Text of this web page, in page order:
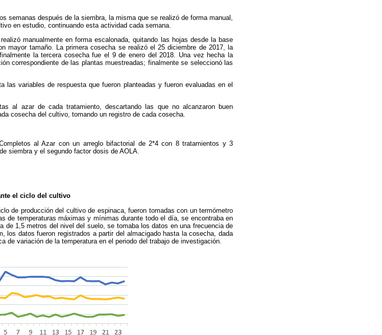
semanas después de la siembra, la misma que se realizó de forma manual,
en estudio, continuando esta actividad cada semana.
manualmente en forma escalonada, quitando las hojas desde la base
mayor tamaño. La primera cosecha se realizó el 25 diciembre de 2017, la
la tercera cosecha fue el 9 de enero del 2018. Una vez hecha la
correspondiente de las plantas muestreadas; finalmente se seleccionó las
las variables de respuesta que fueron planteadas y fueron evaluadas en el
al azar de cada tratamiento, descartando las que no alcanzaron buen
cosecha del cultivo, tomando un registro de cada cosecha.
al Azar con un arreglo bifactorial de 2*4 con 8 tratamientos y 3
siembra y el segundo factor dosis de AOLA.
el ciclo del cultivo
de producción del cultivo de espinaca, fueron tomadas con un termómetro
de temperaturas máximas y mínimas durante todo el día, se encontraba en
de 1,5 metros del nivel del suelo, se tomaba los datos en una frecuencia de
los datos fueron registrados a partir del almacigado hasta la cosecha, dada
de variación de la temperatura en el periodo del trabajo de investigación.